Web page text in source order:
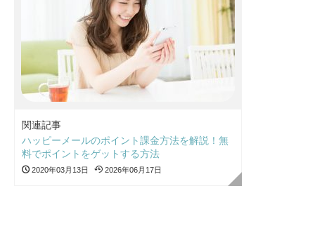
関連記事
ハッピーメールのポイント課金方法を解説！無
料でポイントをゲットする方法
2020年03月13日 2026年06月17日